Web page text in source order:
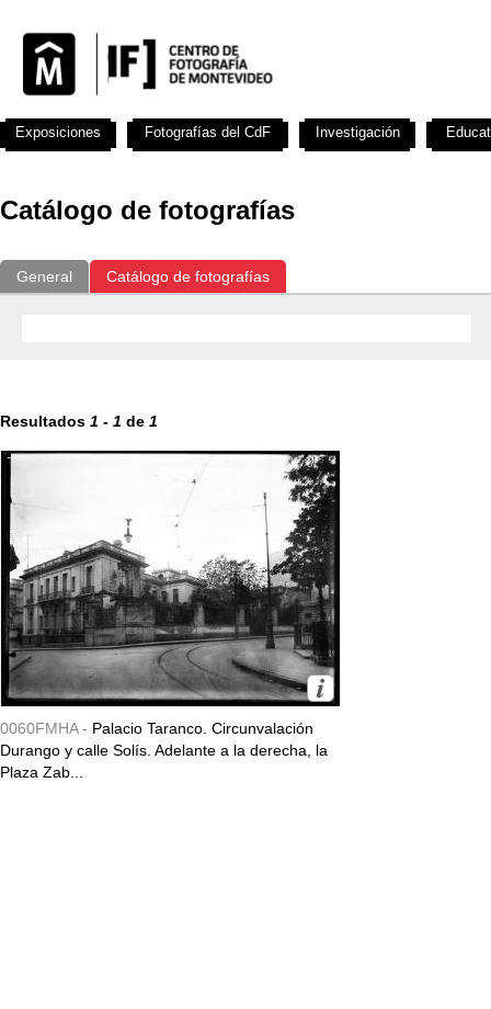
Catálogo de fotografías
General Catálogo de fotografías
Resultados 1 - 1 de 1
0060FMHA - Palacio Taranco. Circunvalación
Durango y calle Solís. Adelante a la derecha, la
Plaza Zab...
Exposiciones Fotografías del CdF Investigación